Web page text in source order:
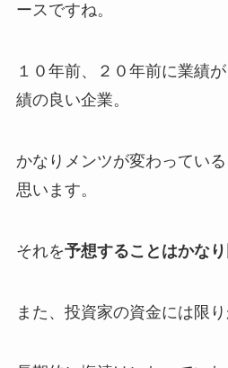
ースですね。
１０年前、２０年前に業績
績の良い企業。
かなりメンツが変わってい
思います。
それを予想することはかな
また、投資家の資金には限り